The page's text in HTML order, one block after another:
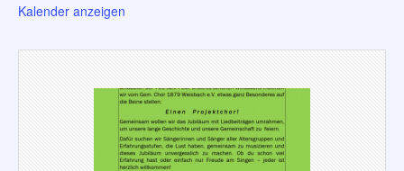
Kalender anzeigen